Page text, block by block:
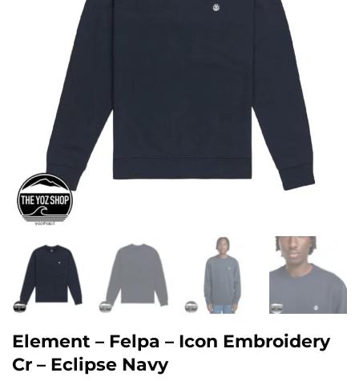
Element – Felpa – Icon Embroidery
Cr – Eclipse Navy